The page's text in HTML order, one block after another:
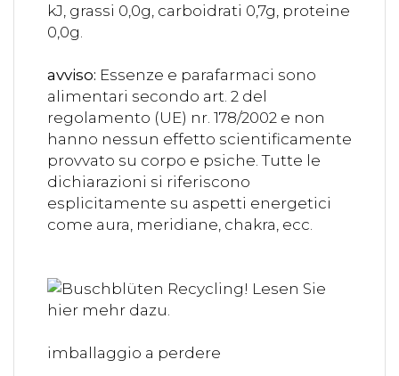
kJ, grassi 0,0g, carboidrati 0,7g, proteine
0,0g.
avviso: Essenze e parafarmaci sono
alimentari secondo art. 2 del
regolamento (UE) nr. 178/2002 e non
hanno nessun effetto scientificamente
provvato su corpo e psiche. Tutte le
dichiarazioni si riferiscono
esplicitamente su aspetti energetici
come aura, meridiane, chakra, ecc.
imballaggio a perdere